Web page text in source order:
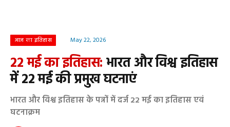
आज का इतिहास May 22, 2026
22 मई का इतिहास:भारत और विश्व इतिहास
में 22 मई की प्रमुख घटनाएं
भारत और विश्व इतिहास के पन्नों में दर्ज 22 मई का इतिहास एवं
घटनाक्रम